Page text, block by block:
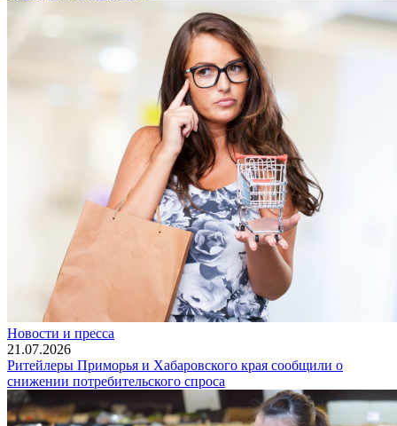
Новости и пресса
21.07.2026
Ритейлеры Приморья и Хабаровского края сообщили о
снижении потребительского спроса